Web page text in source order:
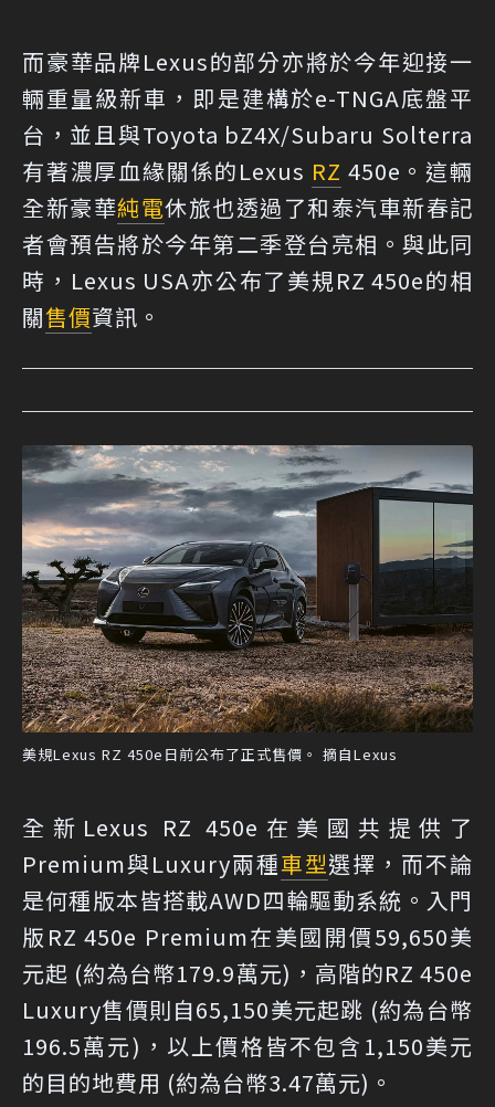
而豪華品牌Lexus的部分亦將於今年迎接一
輛重量級新車，即是建構於e-TNGA底盤平
台，並且與Toyota bZ4X/Subaru Solterra
有著濃厚血緣關係的Lexus RZ 450e。這輛
全新豪華純電休旅也透過了和泰汽車新春記
者會預告將於今年第二季登台亮相。與此同
時，Lexus USA亦公布了美規RZ 450e的相
關售價資訊。
美規Lexus RZ 450e日前公布了正式售價。 摘自Lexus
全新Lexus RZ 450e在美國共提供了
Premium與Luxury兩種車型選擇，而不論
是何種版本皆搭載AWD四輪驅動系統。入門
版RZ 450e Premium在美國開價59,650美
元起 (約為台幣179.9萬元)，高階的RZ 450e
Luxury售價則自65,150美元起跳 (約為台幣
196.5萬元)，以上價格皆不包含1,150美元
的目的地費用 (約為台幣3.47萬元)。